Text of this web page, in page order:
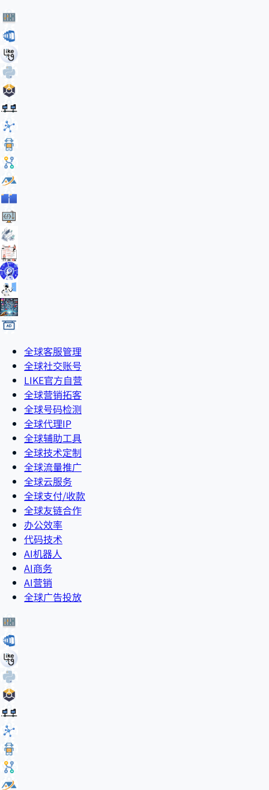
全球客服管理
全球社交账号
LIKE官方自营
全球营销拓客
全球号码检测
全球代理IP
全球辅助工具
全球技术定制
全球流量推广
全球云服务
全球支付/收款
全球友链合作
办公效率
代码技术
AI机器人
AI商务
AI营销
全球广告投放